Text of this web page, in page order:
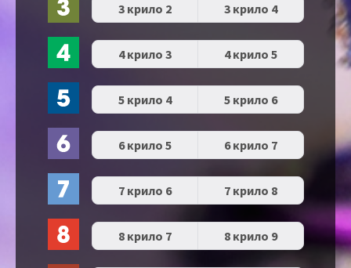
3 крило 2 3 крило 4
4 крило 3 4 крило 5
5 крило 4 5 крило 6
6 крило 5 6 крило 7
7 крило 6 7 крило 8
8 крило 7 8 крило 9